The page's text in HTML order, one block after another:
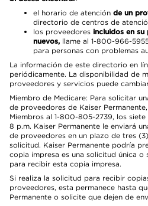
el horario de atención de un
directorio de centros de
los proveedores incluidos en
nuevos, llame al 1-800-966-
para personas con problemas
La información de este directorio en
periódicamente. La disponibilidad de
proveedores y servicios puede
Miembro de Medicare: Para solicitar
de proveedores de Kaiser
Miembros al 1-800-805-2739, los siete
8 p.m. Kaiser Permanente le enviará
de proveedores en un plazo de tres
solicitud. Kaiser Permanente podría
copia impresa es una solicitud única o
para recibir esta copia impresa.
Si realiza la solicitud para recibir
proveedores, esta permanece hasta
Permanente o solicite que dejen de